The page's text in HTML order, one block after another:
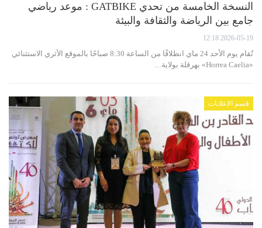
النسخة الخامسة من تحدي GATBIKE : موعد رياضي
جامع بين الرياضة والثقافة والبيئة
2026-05-19 12:18
تُقام يوم الأحد 24 ماي انطلاقًا من الساعة 8:30 صباحًا بالموقع الأثري الاستثنائي
«Horrea Caelia» بهرقلة بولاية…
قسم الاعلانات